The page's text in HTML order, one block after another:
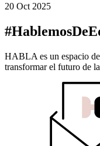
20 Oct 2025
HABLA es un espacio
transformar el futuro de